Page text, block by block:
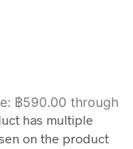
฿590.00 through
has multiple
on the product